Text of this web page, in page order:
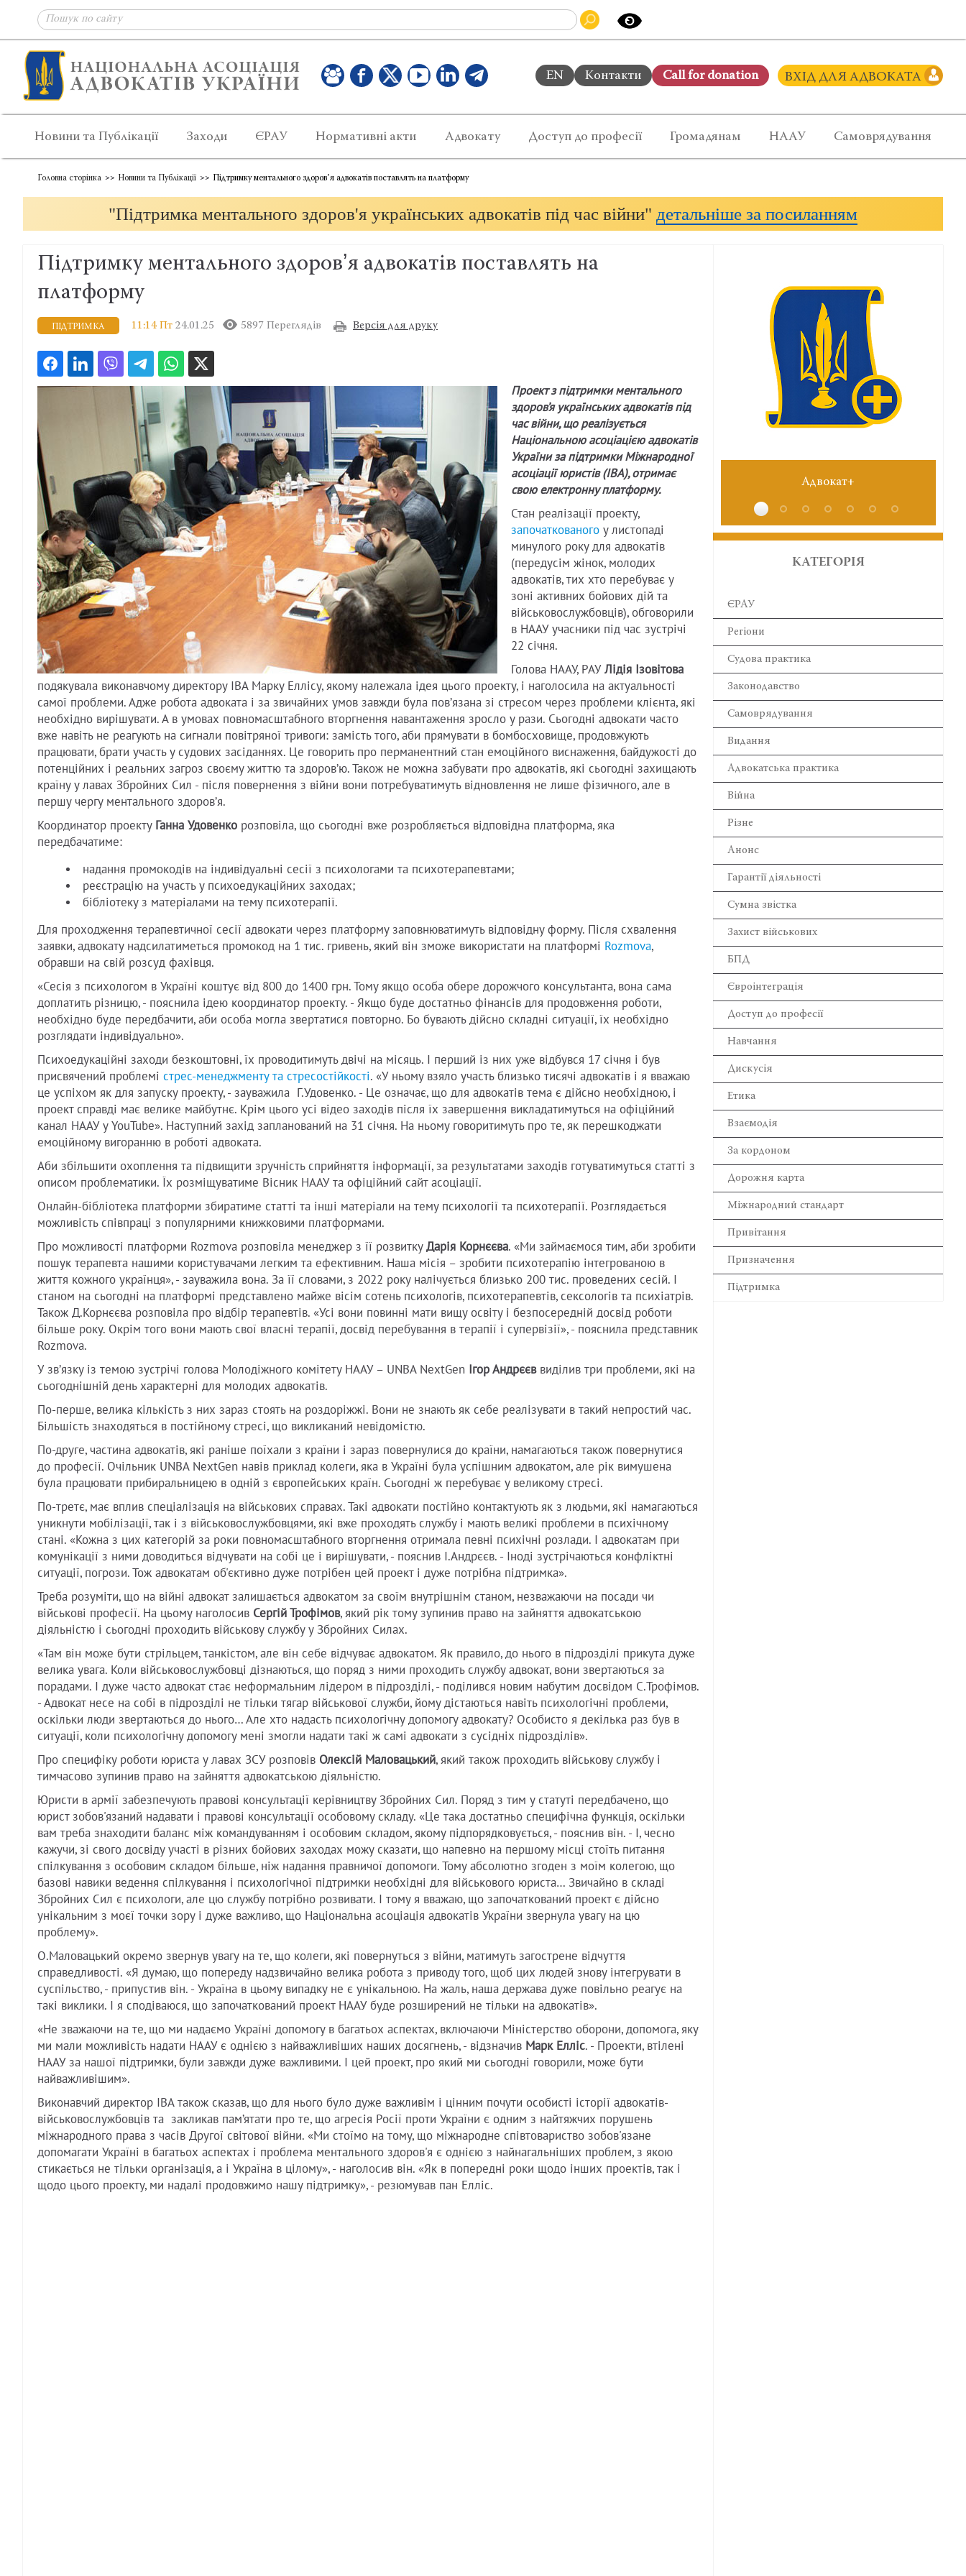
EN Контакти Сall for donation ВХІД ДЛЯ АДВОКАТА
Новини та Публікації Заходи ЄРАУ Нормативні акти Адвокату Доступ до професії Громадянам НААУ Самоврядування
Головна сторінка Новини та Публікації Підтримку ментального здоровʼя адвокатів поставлять на платформу
"Підтримка ментального здоров'я українських адвокатів під час війни" детальніше за посиланням
Підтримку ментального здоровʼя адвокатів поставлять на
платформу
ПІДТРИМКА 11:14 Пт 24.01.25 5897 Переглядів Версія для друку
Проект з підтримки ментального
здоров’я українських адвокатів під
час війни, що реалізується
Національною асоціацією адвокатів
України за підтримки Міжнародної
асоціації юристів (IBA), отримає
свою електронну платформу.
Стан реалізації проекту,
започаткованого у листопаді
минулого року для адвокатів
(передусім жінок, молодих
адвокатів, тих хто перебуває у
зоні активних бойових дій та
військовослужбовців), обговорили
в НААУ учасники під час зустрічі
22 січня.
Голова НААУ, РАУ Лідія Ізовітова
подякувала виконавчому директору IBA Марку Еллісу, якому належала ідея цього проекту, і наголосила на актуальності
самої проблеми. Адже робота адвоката і за звичайних умов завжди була повʼязана зі стресом через проблеми клієнта, які
необхідно вирішувати. А в умовах повномасштабного вторгнення навантаження зросло у рази. Сьогодні адвокати часто
вже навіть не реагують на сигнали повітряної тривоги: замість того, аби прямувати в бомбосховище, продовжують
працювати, брати участь у судових засіданнях. Це говорить про перманентний стан емоційного виснаження, байдужості до
потенційних і реальних загроз своєму життю та здоровʼю. Також не можна забувати про адвокатів, які сьогодні захищають
країну у лавах Збройних Сил - після повернення з війни вони потребуватимуть відновлення не лише фізичного, але в
першу чергу ментального здоровʼя.
Координатор проекту Ганна Удовенко розповіла, що сьогодні вже розробляється відповідна платформа, яка
передбачатиме:
надання промокодів на індивідуальні сесії з психологами та психотерапевтами;
реєстрацію на участь у психоедукаційних заходах;
бібліотеку з матеріалами на тему психотерапії.
Для проходження терапевтичної сесії адвокати через платформу заповнюватимуть відповідну форму. Після схвалення
заявки, адвокату надсилатиметься промокод на 1 тис. гривень, який він зможе використати на платформі Rozmova,
обравши на свій розсуд фахівця.
«Сесія з психологом в Україні коштує від 800 до 1400 грн. Тому якщо особа обере дорожчого консультанта, вона сама
доплатить різницю, - пояснила ідею координатор проекту. - Якщо буде достатньо фінансів для продовження роботи,
необхідно буде передбачити, аби особа могла звертатися повторно. Бо бувають дійсно складні ситуації, їх необхідно
розглядати індивідуально».
Психоедукаційні заходи безкоштовні, їх проводитимуть двічі на місяць. І перший із них уже відбувся 17 січня і був
присвячений проблемі стрес-менеджменту та стресостійкості. «У ньому взяло участь близько тисячі адвокатів і я вважаю
це успіхом як для запуску проекту, - зауважила Г.Удовенко. - Це означає, що для адвокатів тема є дійсно необхідною, і
проект справді має велике майбутнє. Крім цього усі відео заходів після їх завершення викладатимуться на офіційний
канал НААУ у YouTube». Наступний захід запланований на 31 січня. На ньому говоритимуть про те, як перешкоджати
емоційному вигоранню в роботі адвоката.
Аби збільшити охоплення та підвищити зручність сприйняття інформації, за результатами заходів готуватимуться статті з
описом проблематики. Їх розміщуватиме Вісник НААУ та офіційний сайт асоціації.
Онлайн-бібліотека платформи збиратиме статті та інші матеріали на тему психології та психотерапії. Розглядається
можливість співпраці з популярними книжковими платформами.
Про можливості платформи Rozmova розповіла менеджер з її розвитку Дарія Корнєєва. «Ми займаємося тим, аби зробити
пошук терапевта нашими користувачами легким та ефективним. Наша місія – зробити психотерапію інтегрованою в
життя кожного українця», - зауважила вона. За її словами, з 2022 року налічується близько 200 тис. проведених сесій. І
станом на сьогодні на платформі представлено майже вісім сотень психологів, психотерапевтів, сексологів та психіатрів.
Також Д.Корнєєва розповіла про відбір терапевтів. «Усі вони повинні мати вищу освіту і безпосередній досвід роботи
більше року. Окрім того вони мають свої власні терапії, досвід перебування в терапії і супервізії», - пояснила представник
Rozmova.
У звʼязку із темою зустрічі голова Молодіжного комітету НААУ – UNBA NextGen Ігор Андрєєв виділив три проблеми, які на
сьогоднішній день характерні для молодих адвокатів.
По-перше, велика кількість з них зараз стоять на роздоріжжі. Вони не знають як себе реалізувати в такий непростий час.
Більшість знаходяться в постійному стресі, що викликаний невідомістю.
По-друге, частина адвокатів, які раніше поїхали з країни і зараз повернулися до країни, намагаються також повернутися
до професії. Очільник UNBA NextGen навів приклад колеги, яка в Україні була успішним адвокатом, але рік вимушена
була працювати прибиральницею в одній з європейських країн. Сьогодні ж перебуває у великому стресі.
По-третє, має вплив спеціалізація на військових справах. Такі адвокати постійно контактують як з людьми, які намагаються
уникнути мобілізації, так і з військовослужбовцями, які вже проходять службу і мають великі проблеми в психічному
стані. «Кожна з цих категорій за роки повномасштабного вторгнення отримала певні психічні розлади. І адвокатам при
комунікації з ними доводиться відчувати на собі це і вирішувати, - пояснив І.Андрєєв. - Іноді зустрічаються конфліктні
ситуації, погрози. Тож адвокатам об'єктивно дуже потрібен цей проект і дуже потрібна підтримка».
Треба розуміти, що на війні адвокат залишається адвокатом за своїм внутрішнім станом, незважаючи на посади чи
військові професії. На цьому наголосив Сергій Трофімов, який рік тому зупинив право на зайняття адвокатською
діяльністю і сьогодні проходить військову службу у Збройних Силах.
«Там він може бути стрільцем, танкістом, але він себе відчуває адвокатом. Як правило, до нього в підрозділі прикута дуже
велика увага. Коли військовослужбовці дізнаються, що поряд з ними проходить службу адвокат, вони звертаються за
порадами. І дуже часто адвокат стає неформальним лідером в підрозділі, - поділився новим набутим досвідом С.Трофімов.
- Адвокат несе на собі в підрозділі не тільки тягар військової служби, йому дістаються навіть психологічні проблеми,
оскільки люди звертаються до нього… Але хто надасть психологічну допомогу адвокату? Особисто я декілька раз був в
ситуації, коли психологічну допомогу мені змогли надати такі ж самі адвокати з сусідніх підрозділів».
Про специфіку роботи юриста у лавах ЗСУ розповів Олексій Маловацький, який також проходить військову службу і
тимчасово зупинив право на зайняття адвокатською діяльністю.
Юристи в армії забезпечують правові консультації керівництву Збройних Сил. Поряд з тим у статуті передбачено, що
юрист зобов'язаний надавати і правові консультації особовому складу. «Це така достатньо специфічна функція, оскільки
вам треба знаходити баланс між командуванням і особовим складом, якому підпорядковується, - пояснив він. - І, чесно
кажучи, зі свого досвіду участі в різних бойових заходах можу сказати, що напевно на першому місці стоїть питання
спілкування з особовим складом більше, ніж надання правничої допомоги. Тому абсолютно згоден з моїм колегою, що
базові навики ведення спілкування і психологічної підтримки необхідні для військового юриста… Звичайно в складі
Збройних Сил є психологи, але цю службу потрібно розвивати. І тому я вважаю, що започаткований проект є дійсно
унікальним з моєї точки зору і дуже важливо, що Національна асоціація адвокатів України звернула увагу на цю
проблему».
О.Маловацький окремо звернув увагу на те, що колеги, які повернуться з війни, матимуть загострене відчуття
справедливості. «Я думаю, що попереду надзвичайно велика робота з приводу того, щоб цих людей знову інтегрувати в
суспільство, - припустив він. - Україна в цьому випадку не є унікальною. На жаль, наша держава дуже повільно реагує на
такі виклики. І я сподіваюся, що започаткований проект НААУ буде розширений не тільки на адвокатів».
«Не зважаючи на те, що ми надаємо Україні допомогу в багатьох аспектах, включаючи Міністерство оборони, допомога, яку
ми мали можливість надати НААУ є однією з найважливіших наших досягнень, - відзначив Марк Елліс. - Проекти, втілені
НААУ за нашої підтримки, були завжди дуже важливими. І цей проект, про який ми сьогодні говорили, може бути
найважливішим».
Виконавчий директор IBA також сказав, що для нього було дуже важливім і цінним почути особисті історії адвокатів-
військовослужбовців та закликав пам’ятати про те, що агресія Росії проти України є одним з найтяжчих порушень
міжнародного права з часів Другої світової війни. «Ми стоїмо на тому, що міжнародне співтовариство зобов'язане
допомагати Україні в багатьох аспектах і проблема ментального здоров'я є однією з найнагальніших проблем, з якою
стикається не тільки організація, а і Україна в цілому», - наголосив він. «Як в попередні роки щодо інших проектів, так і
щодо цього проекту, ми надалі продовжимо нашу підтримку», - резюмував пан Елліс.
Адвокат+ №6 червень 2026
КАТЕГОРІЯ
ЄРАУ
Регіони
Cудова практика
Законодавство
Самоврядування
Видання
Адвокатська практика
Війна
Різне
Анонс
Гарантії діяльності
Сумна звістка
Захист військових
БПД
Євроінтеграція
Доступ до професії
Навчання
Дискусія
Етика
Взаємодія
За кордоном
Дорожня карта
Міжнародний стандарт
Привітання
Призначення
Підтримка